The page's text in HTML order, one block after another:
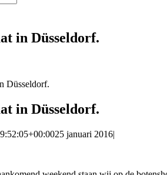
in Düsseldorf.
Düsseldorf.
in Düsseldorf.
25 januari 2016|